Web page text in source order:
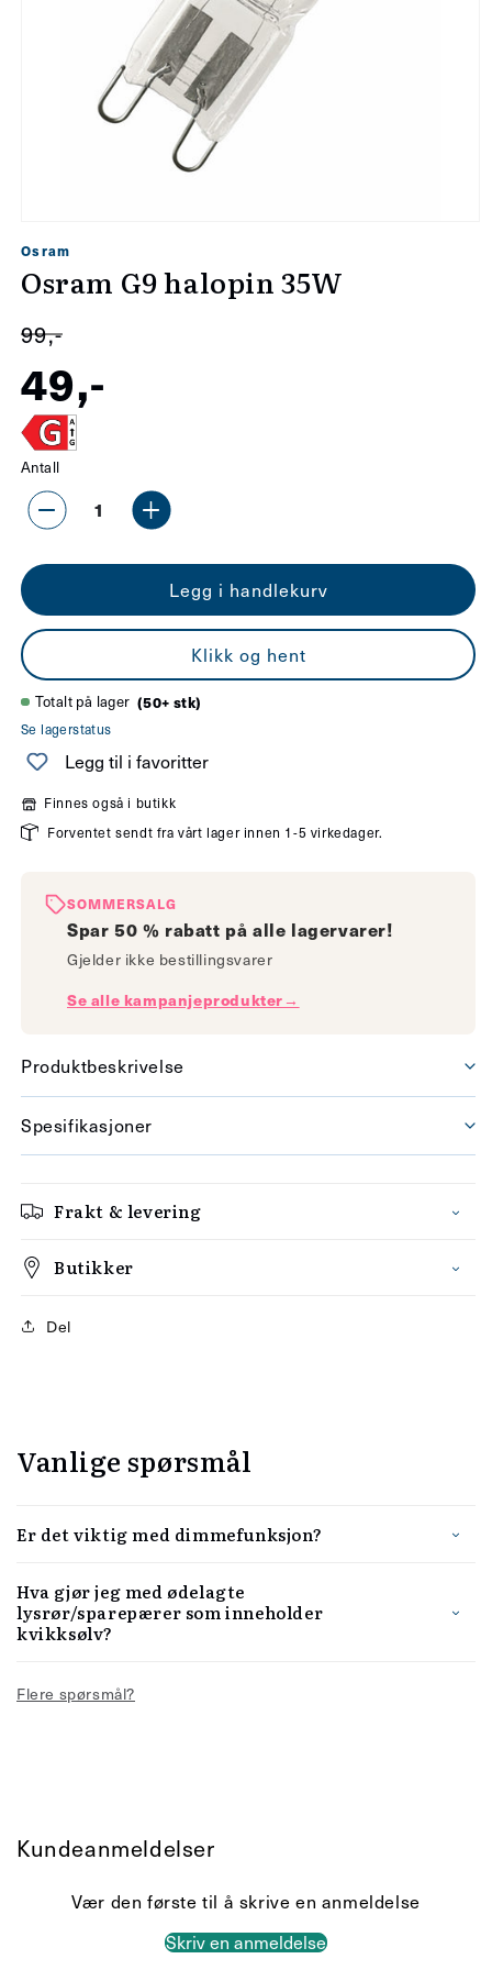
1
i
Osram
Osram G9 halopin 35W
Salgspris
49,-
Vanlig
pris
99,-
Antall
Senk
antallet
Osram
halopin
35W
Øk
antallet
for
Osram
halopin
Legg i handlekurv
Klikk og hent
Totalt på lager (50+ stk)
Se lagerstatus
Legg til i favoritter
Finnes også i butikk
Forventet sendt fra vårt lager innen 1-5 virkedager.
SOMMERSALG
Spar 50 % rabatt på alle lagervarer!
Gjelder ikke bestillingsvarer
Se alle kampanjeprodukter→
Produktbeskrivelse
Spesifikasjoner
Frakt & levering
Butikker
Del
Vanlige spørsmål
Er det viktig med dimmefunksjon?
Hva gjør jeg med ødelagte
lysrør/sparepærer som inneholder
kvikksølv?
Flere spørsmål?
Kundeanmeldelser
Vær den første til å skrive en anmeldelse
Skriv en anmeldelse